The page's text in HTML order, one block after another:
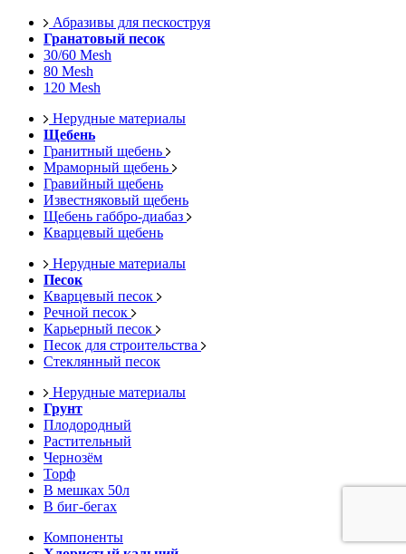
Абразивы для пескоструя
Гранатовый песок
30/60 Mesh
80 Mesh
120 Mesh
Нерудные материалы
Щебень
Гранитный щебень
Мраморный щебень
Гравийный щебень
Известняковый щебень
Щебень габбро-диабаз
Кварцевый щебень
Нерудные материалы
Песок
Кварцевый песок
Речной песок
Карьерный песок
Песок для строительства
Стеклянный песок
Нерудные материалы
Грунт
Плодородный
Растительный
Чернозём
Торф
В мешках 50л
В биг-бегах
Компоненты